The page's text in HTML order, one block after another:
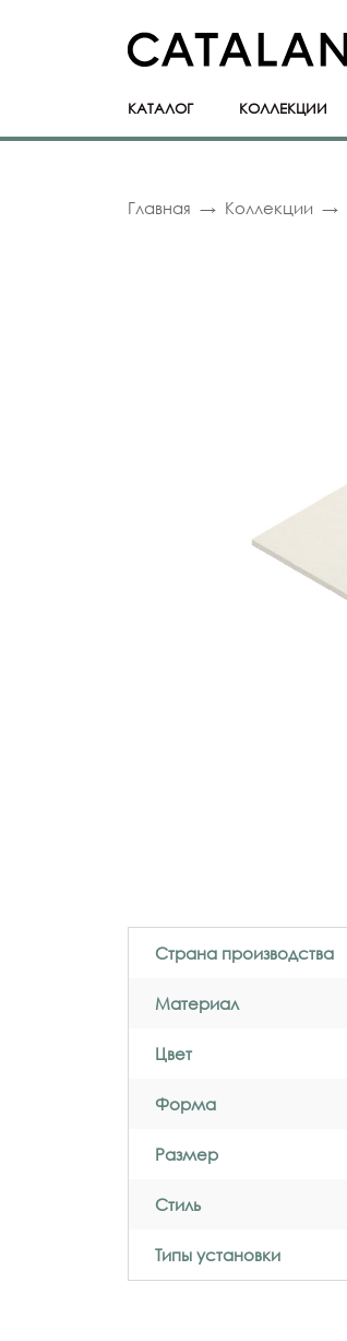
КАТАЛОГ КОЛЛЕКЦИИ
Главная Коллекции
Страна производства
Материал
Цвет
Форма
Размер
Стиль
Типы установки